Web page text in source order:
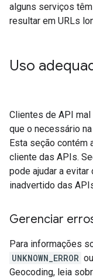
alguns serviços
resultar em URLs
Uso
Clientes de API
que o necessário
Esta seção contém
cliente das APIs.
pode ajudar a
inadvertido das
Gerenciar
Para informações
UNKNOWN_ERROR ou
Geocoding, leia